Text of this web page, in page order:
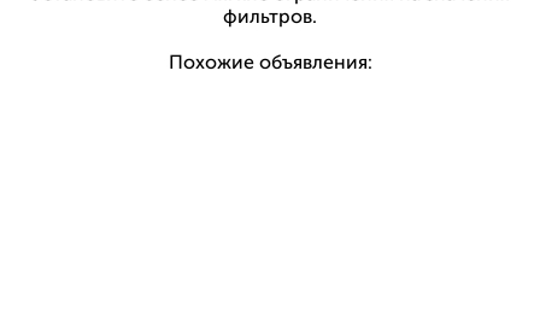
фильтров.
Похожие объявления: